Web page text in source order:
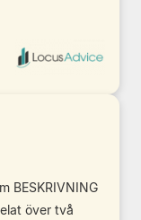
BESKRIVNING
över två